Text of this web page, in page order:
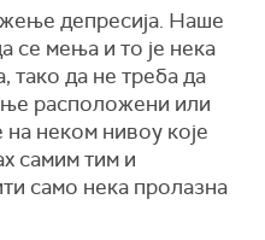
депресија. Наше
се мења и то је нека
тако да не треба да
расположени или
неком нивоу које
самим тим и
само нека пролазна